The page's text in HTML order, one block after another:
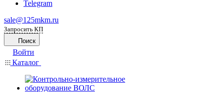
Telegram
sale@125mkm.ru
Запросить КП
Поиск
Войти
Каталог